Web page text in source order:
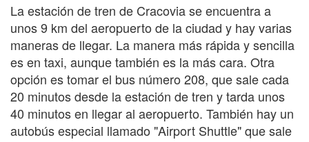
La estación de tren de Cracovia se encuentra a
unos 9 km del aeropuerto de la ciudad y hay varias
maneras de llegar. La manera más rápida y sencilla
es en taxi, aunque también es la más cara. Otra
opción es tomar el bus número 208, que sale cada
20 minutos desde la estación de tren y tarda unos
40 minutos en llegar al aeropuerto. También hay un
autobús especial llamado "Airport Shuttle" que sale